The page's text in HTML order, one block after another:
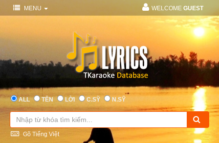
MENU WELCOME GUEST
ALL TÊN LỜI C.SỸ N.SỸ
Gõ Tiếng Việt